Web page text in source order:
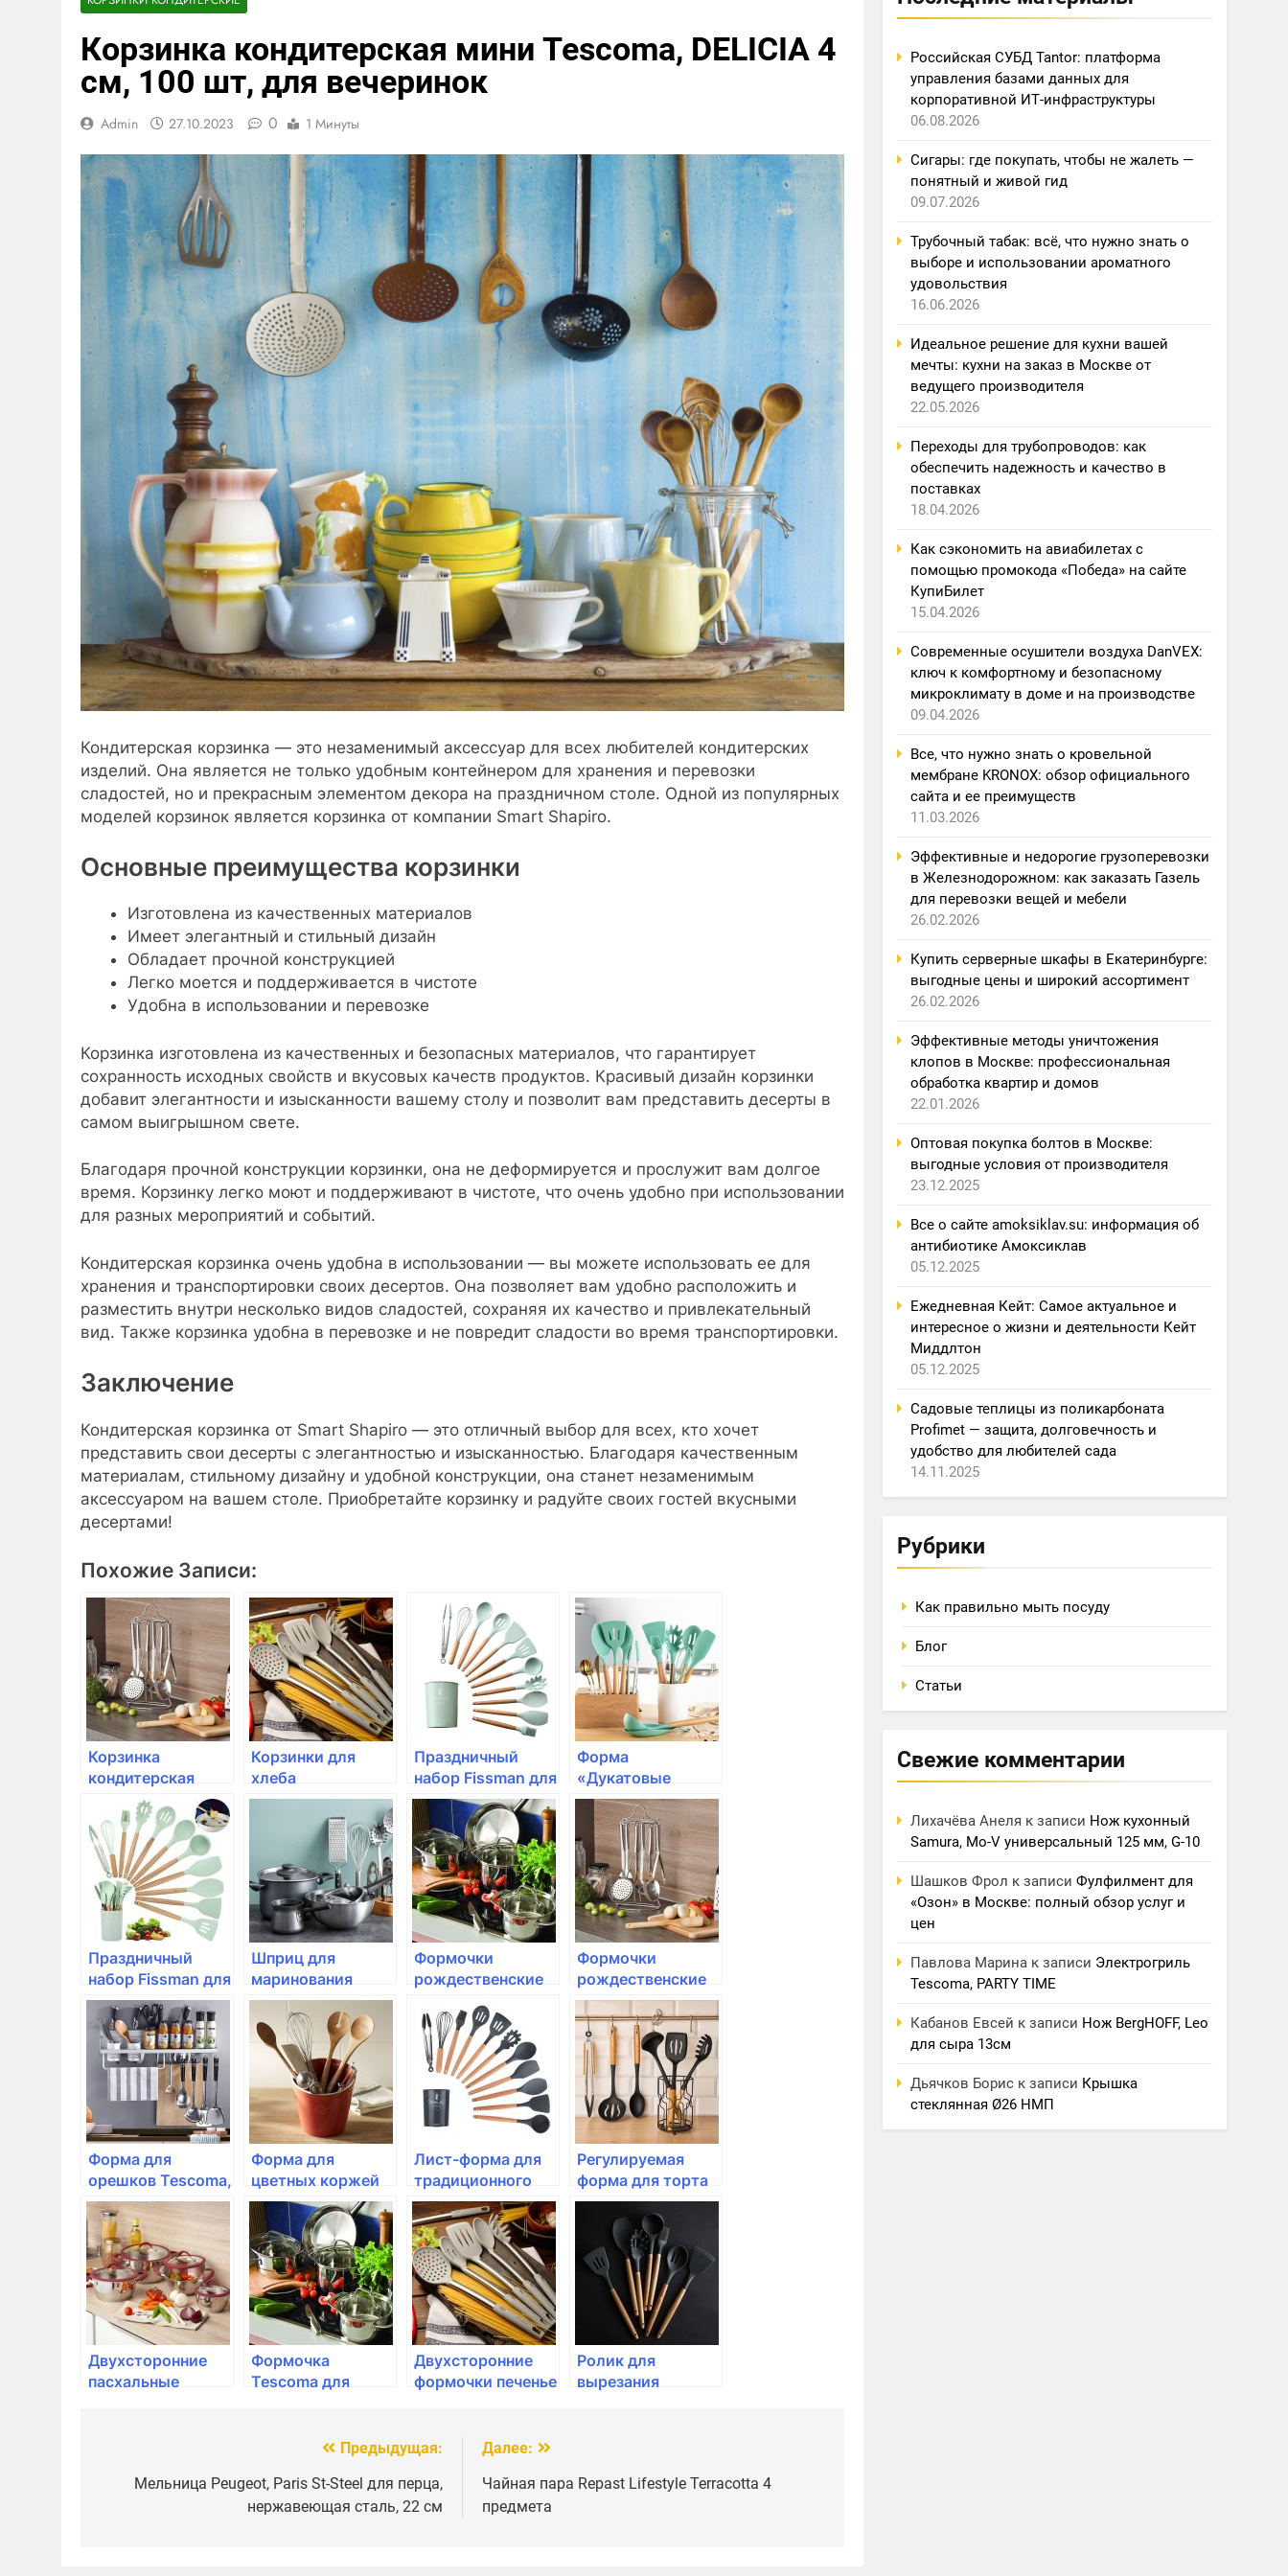
Корзинка кондитерская мини Tescoma, DELICIA 4
см, 100 шт, для вечеринок
Admin 27.10.2023 0 1 Минуты
Кондитерская корзинка — это незаменимый аксессуар для всех любителей кондитерских
изделий. Она является не только удобным контейнером для хранения и перевозки
сладостей, но и прекрасным элементом декора на праздничном столе. Одной из популярных
моделей корзинок является корзинка от компании Smart Shapiro.
Основные преимущества корзинки
Изготовлена из качественных материалов
Имеет элегантный и стильный дизайн
Обладает прочной конструкцией
Легко моется и поддерживается в чистоте
Удобна в использовании и перевозке
Корзинка изготовлена из качественных и безопасных материалов, что гарантирует
сохранность исходных свойств и вкусовых качеств продуктов. Красивый дизайн корзинки
добавит элегантности и изысканности вашему столу и позволит вам представить десерты в
самом выигрышном свете.
Благодаря прочной конструкции корзинки, она не деформируется и прослужит вам долгое
время. Корзинку легко моют и поддерживают в чистоте, что очень удобно при использовании
для разных мероприятий и событий.
Кондитерская корзинка очень удобна в использовании — вы можете использовать ее для
хранения и транспортировки своих десертов. Она позволяет вам удобно расположить и
разместить внутри несколько видов сладостей, сохраняя их качество и привлекательный
вид. Также корзинка удобна в перевозке и не повредит сладости во время транспортировки.
Заключение
Кондитерская корзинка от Smart Shapiro — это отличный выбор для всех, кто хочет
представить свои десерты с элегантностью и изысканностью. Благодаря качественным
материалам, стильному дизайну и удобной конструкции, она станет незаменимым
аксессуаром на вашем столе. Приобретайте корзинку и радуйте своих гостей вкусными
десертами!
Похожие Записи:
Корзинка
кондитерская
мини Tescoma,
DELICIA 4 см, 100
шт, для детей
Корзинки для
хлеба
Праздничный
набор Fissman для
выпечки кексов
(бумага)
Форма
«Дукатовые
бухтички» для
мини-булочек
Tescoma, DELLA
CASA
Праздничный
набор Fissman для
выпечки кексов
Шприц для
маринования
Tescoma, DELICIA
Формочки
рождественские
Tescoma, DELICIA,
9 шт.
Формочки
рождественские
на кольце
Tescoma, DELICIA,
6 шт.
Форма для
орешков Tescoma,
DELICIA
SiliconPRIME
Форма для
цветных коржей
Tescoma, DELICIA
Лист-форма для
традиционного
печенья Tescoma,
DELICIA
Регулируемая
форма для торта
Tescoma, круглая
DELICIA
Двухсторонние
пасхальные
Формочка
Tescoma для
Двухсторонние
формочки печенье
Ролик для
вырезания
Предыдущая:
Мельница Peugeot, Paris St-Steel для перца,
нержавеющая сталь, 22 см
Далее:
Чайная пара Repast Lifestyle Terracotta 4
предмета
Российская СУБД Tantor: платформа
управления базами данных для
корпоративной ИТ-инфраструктуры
06.08.2026
Сигары: где покупать, чтобы не жалеть —
понятный и живой гид
09.07.2026
Трубочный табак: всё, что нужно знать о
выборе и использовании ароматного
удовольствия
16.06.2026
Идеальное решение для кухни вашей
мечты: кухни на заказ в Москве от
ведущего производителя
22.05.2026
Переходы для трубопроводов: как
обеспечить надежность и качество в
поставках
18.04.2026
Как сэкономить на авиабилетах с
помощью промокода «Победа» на сайте
КупиБилет
15.04.2026
Современные осушители воздуха DanVEX:
ключ к комфортному и безопасному
микроклимату в доме и на производстве
09.04.2026
Все, что нужно знать о кровельной
мембране KRONOX: обзор официального
сайта и ее преимуществ
11.03.2026
Эффективные и недорогие грузоперевозки
в Железнодорожном: как заказать Газель
для перевозки вещей и мебели
26.02.2026
Купить серверные шкафы в Екатеринбурге:
выгодные цены и широкий ассортимент
26.02.2026
Эффективные методы уничтожения
клопов в Москве: профессиональная
обработка квартир и домов
22.01.2026
Оптовая покупка болтов в Москве:
выгодные условия от производителя
23.12.2025
Все о сайте amoksiklav.su: информация об
антибиотике Амоксиклав
05.12.2025
Ежедневная Кейт: Самое актуальное и
интересное о жизни и деятельности Кейт
Миддлтон
05.12.2025
Садовые теплицы из поликарбоната
Profimet — защита, долговечность и
удобство для любителей сада
14.11.2025
Рубрики
Как правильно мыть посуду
Блог
Статьи
Свежие комментарии
Лихачёва Анеля к записи Нож кухонный
Samura, Mo-V универсальный 125 мм, G-10
Шашков Фрол к записиФулфилмент для
«Озон» в Москве: полный обзор услуг и
цен
Павлова Марина к записи Электрогриль
Tescoma, PARTY TIME
Кабанов Евсей к записи Нож BergHOFF, Leo
для сыра 13см
Дьячков Борис к записи Крышка
стеклянная Ø26 НМП